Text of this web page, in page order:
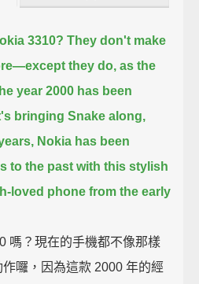
3310? They don't make
except they do, as the
year 2000 has been
bringing Snake along,
Nokia has been
to the past with this stylish
loved phone from the early
嗎？現在的手機都不像那樣
囉，因為這款 2000 年的經